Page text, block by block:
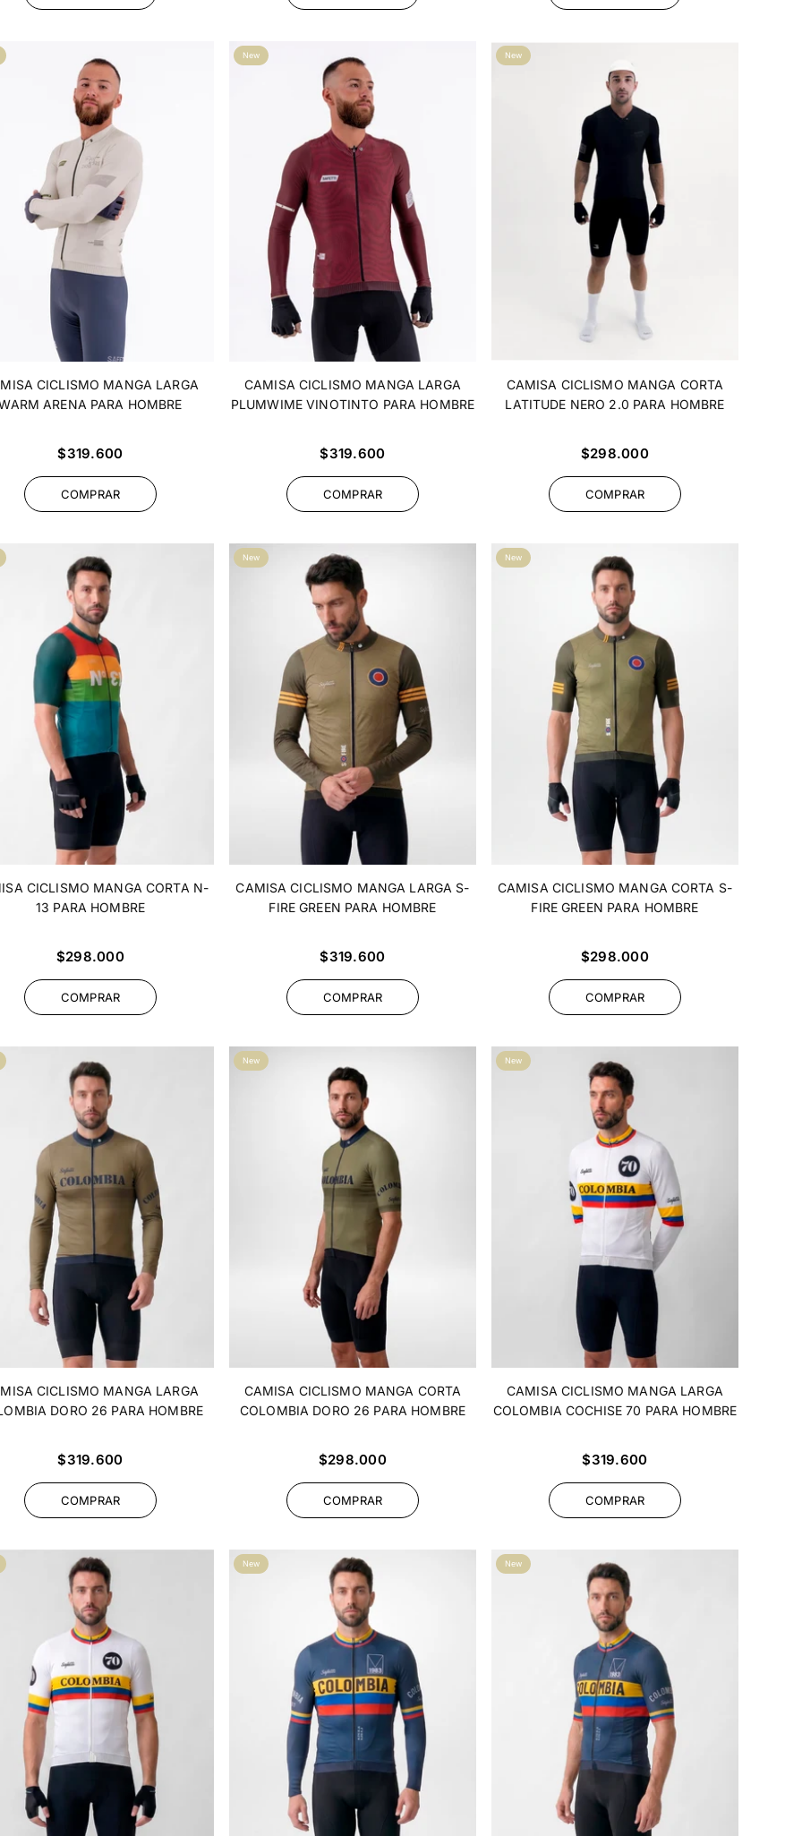
CICLISMO MANGA LARGA
ARENA PARA HOMBRE
Precio
$319.600
COMPRAR
New
CAMISA CICLISMO MANGA LARGA
PLUMWIME VINOTINTO PARA HOMBRE
Precio
$319.600
COMPRAR
New
CAMISA CICLISMO MANGA CORTA
LATITUDE NERO 2.0 PARA HOMBRE
Precio
$298.000
COMPRAR
CICLISMO MANGA CORTA N-
13 PARA HOMBRE
Precio
$298.000
COMPRAR
New
CAMISA CICLISMO MANGA LARGA S-
FIRE GREEN PARA HOMBRE
Precio
$319.600
COMPRAR
New
CAMISA CICLISMO MANGA CORTA S-
FIRE GREEN PARA HOMBRE
Precio
$298.000
COMPRAR
CICLISMO MANGA LARGA
DORO 26 PARA HOMBRE
Precio
$319.600
COMPRAR
New
CAMISA CICLISMO MANGA CORTA
COLOMBIA DORO 26 PARA HOMBRE
Precio
$298.000
COMPRAR
New
CAMISA CICLISMO MANGA LARGA
COLOMBIA COCHISE 70 PARA HOMBRE
Precio
$319.600
COMPRAR
New New